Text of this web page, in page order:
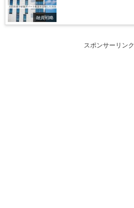
融資戦略
スポンサーリンク